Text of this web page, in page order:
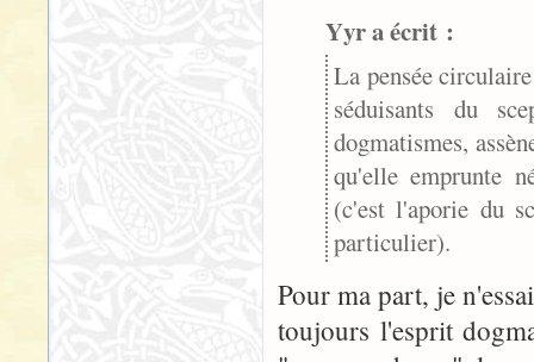
Yyr a écrit :
La pensée
séduisants du
dogmatismes,
qu'elle emprunte
(c'est l'aporie du
particulier).
Pour ma part, je
toujours l'esprit